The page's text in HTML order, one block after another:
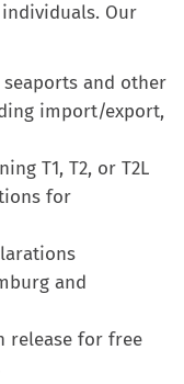
Our
and other
import/export,
T1, T2, or T2L
for
and
release for free